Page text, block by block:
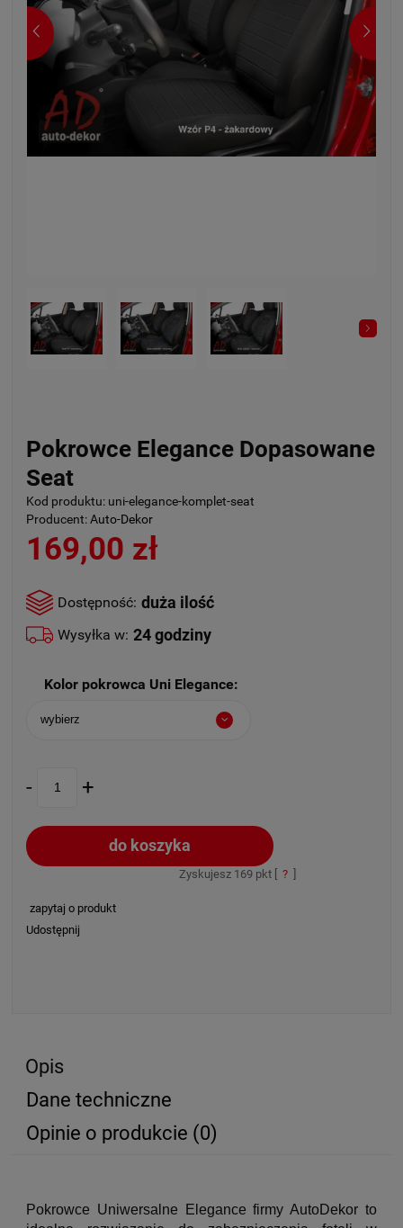
Pokrowce Elegance Dopasowane
Seat
Kod produktu: uni-elegance-komplet-seat
Producent:Auto-Dekor
169,00 zł
Dostępność: duża ilość
Wysyłka w: 24 godziny
Kolor pokrowca Uni Elegance:
- +
do koszyka
Zyskujesz 169 pkt [ ?
zapytaj o produkt
Udostępnij
Opis
Dane techniczne
Opinie o produkcie (0)
Pokrowce Uniwersalne Elegance firmy AutoDekor to